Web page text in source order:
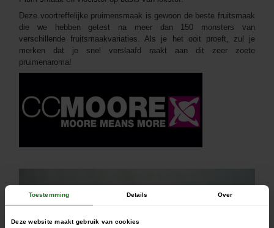
Toestemming Details Over
Deze website maakt gebruik van cookies
Deze voortreffelijke pruimensmaak is gewoon de beste fruitsmaak
die we hebben getest na meer dan 150 monsters van
verschillende fruitsmaakvariaties. Als je het ooit proeft, zul je
merken dat je snel verslaafd raakt aan dit zeer zoete
pruimenaroma!